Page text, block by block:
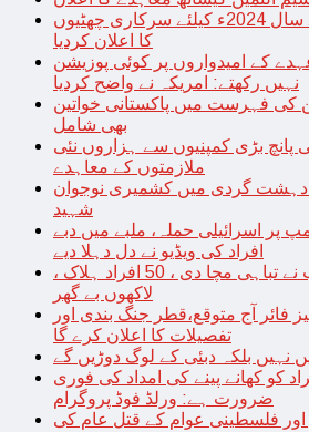
متحدہ عرب امارات نے سال 2024ء کیلئے سرکاری چھٹیوں
کا اعلان کردیا
کے امیدواروں پر کوئی پوزیشن
نہیں رکھتے: امریکہ نے واضح کردیا
خواتین کی فہرست میں پاکستانی خواتین
بھی شامل
بڑی کمپنیوں سے ہزاروں نئی
ملازمتوں کے معاہدے
دہشت گردی میں کشمیری نوجوان
شہید
پر اسرائیلی حملہ، ملبے میں دبے
افراد کی ویڈیو نے دل دہلا دیے
صومالیہ میں سیلاب نے تباہی مچا دی ، 50 افراد ہلاک ،
لاکھوں بے گھر
آج متوقع،قطر جنگ بندی اور
تفصیلات کا اعلان کرے گا
نہیں بلکہ دبئی کے لوگ دوڑیں گے
لاکھ افراد کو کھانے پینے کی امداد کی فوری
ضرورت ہے: ورلڈ فوڈ پروگرام
اور فلسطینی عوام کے قتل عام کی